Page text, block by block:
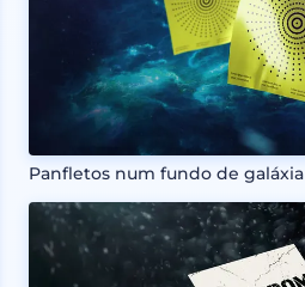
Panfletos num fundo de galáxia